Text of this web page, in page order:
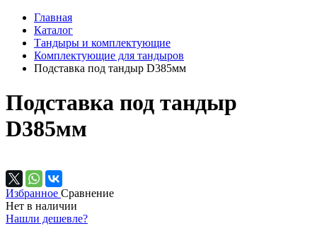
Главная
Каталог
Тандыры и комплектующие
Комплектующие для тандыров
Подставка под тандыр D385мм
Подставка под тандыр
D385мм
Избранное Сравнение
Нет в наличии
Нашли дешевле?